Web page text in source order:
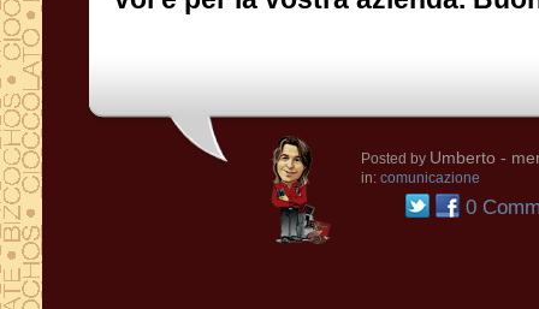
Posted by Umberto -
in: comunicazione
0